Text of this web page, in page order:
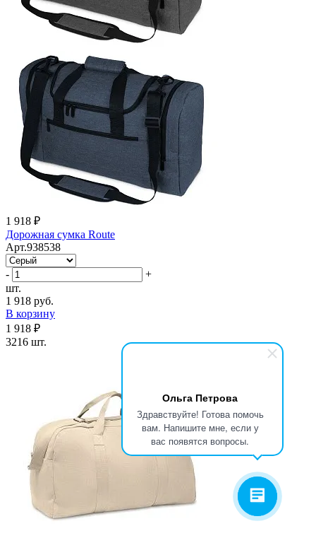
Ольга Петрова
Здравствуйте! Готова помочь
вам. Напишите мне, если у
вас появятся вопросы.
1 918 ₽
Дорожная сумка Route
Арт.938538
-
+
шт.
1 918 руб.
В корзину
1 918 ₽
3216 шт.